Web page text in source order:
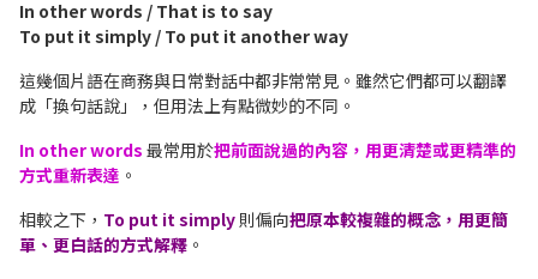
In other words / That is to say
To put it simply / To put it another way
這幾個片語在商務與日常對話中都非常常見。雖然它們都可以翻譯
成「換句話說」，但用法上有點微妙的不同。
In other words 最常用於把前面說過的內容，用更清楚或更精準的
方式重新表達 。
相較之下， To put it simply則偏向把原本較複雜的概念，用更簡
單、更白話的方式解釋 。